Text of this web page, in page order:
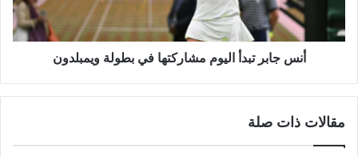
أنس جابر تبدأ اليوم مشاركتها في بطولة ويمبلدون
مقالات ذات صلة